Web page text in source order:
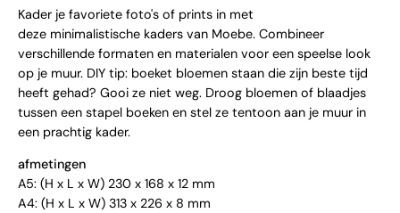
Kader je favoriete foto's of prints in met
deze minimalistische kaders van Moebe. Combineer
verschillende formaten en materialen voor een speelse look
op je muur. DIY tip: boeket bloemen staan die zijn beste tijd
heeft gehad? Gooi ze niet weg. Droog bloemen of blaadjes
tussen een stapel boeken en stel ze tentoon aan je muur in
een prachtig kader.
afmetingen
A5: (H x L x W) 230 x 168 x 12 mm
A4: (H x L x W) 313 x 226 x 8 mm